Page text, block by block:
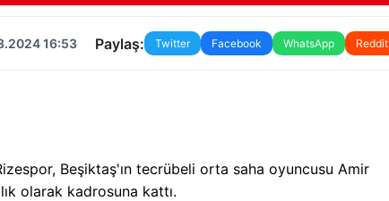
16:53 Paylaş: Twitter Facebook WhatsApp Reddit
Beşiktaş'ın tecrübeli orta saha oyuncusu Amir
olarak kadrosuna kattı.